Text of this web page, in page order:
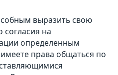
выразить свою
на
определенным
права общаться по